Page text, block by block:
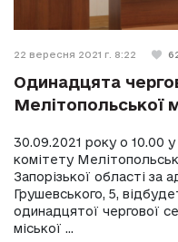
22 вересня 2021 г. 8:22
Одинадцята
Мелітопольської
30.09.2021 року о 10.00 у
комітету
Запорізької області за
Грушевського, 5,
одинадцятої чергової
міської ...